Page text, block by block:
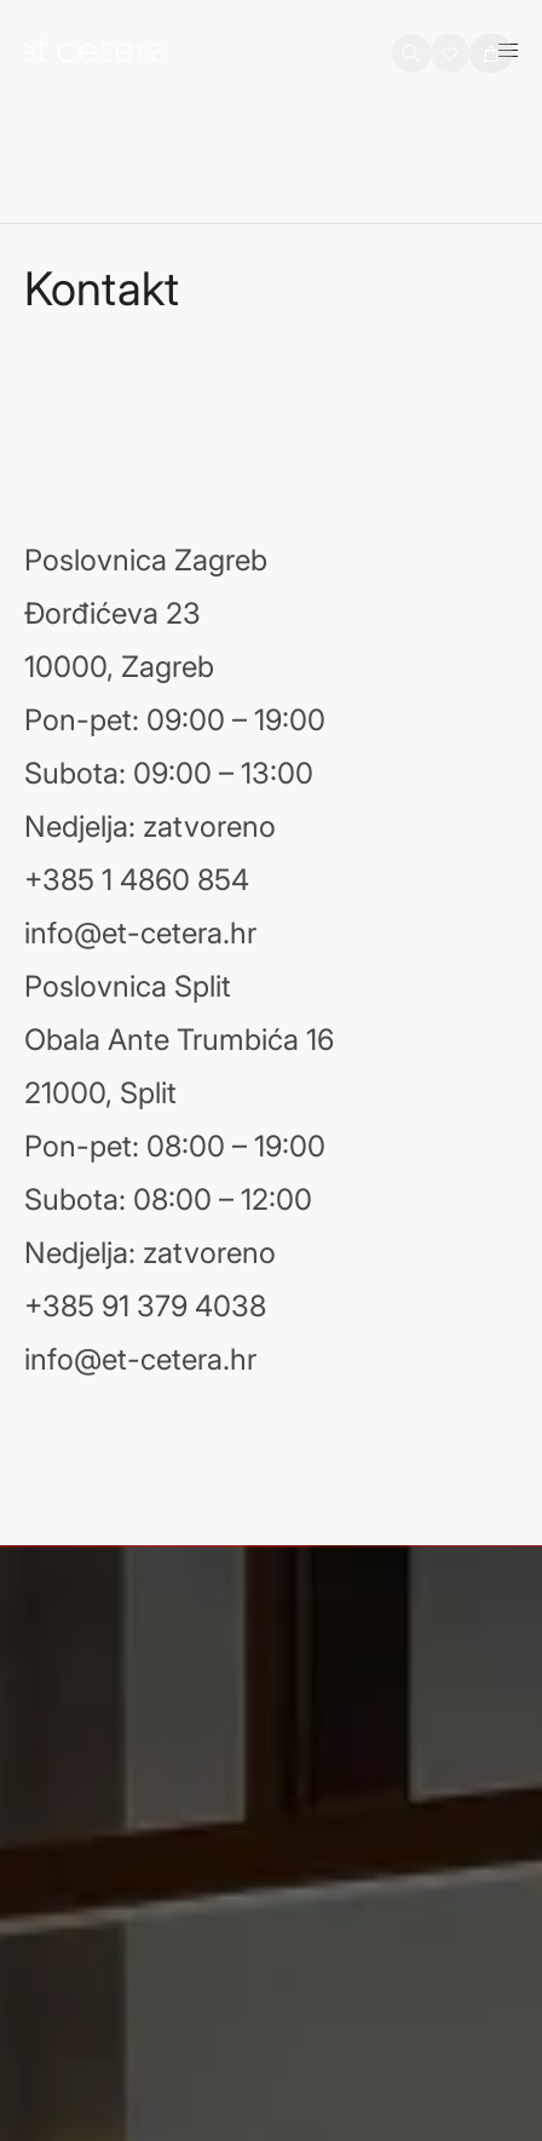
Košarica
Kontakt
Poslovnica Zagreb
Đorđićeva 23
10000, Zagreb
Pon-pet: 09:00 – 19:00
Subota: 09:00 – 13:00
Nedjelja: zatvoreno
+385 1 4860 854
info@et-cetera.hr
Poslovnica Split
Obala Ante Trumbića 16
21000, Split
Pon-pet: 08:00 – 19:00
Subota: 08:00 – 12:00
Nedjelja: zatvoreno
+385 91 379 4038
info@et-cetera.hr